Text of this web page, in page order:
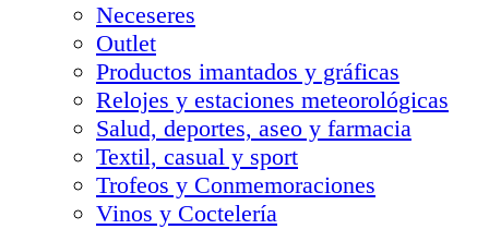
Neceseres
Outlet
Productos imantados y gráficas
Relojes y estaciones meteorológicas
Salud, deportes, aseo y farmacia
Textil, casual y sport
Trofeos y Conmemoraciones
Vinos y Coctelería